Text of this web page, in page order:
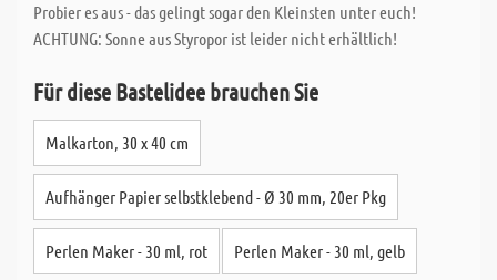
Probier es aus - das gelingt sogar den Kleinsten unter euch!
ACHTUNG: Sonne aus Styropor ist leider nicht erhältlich!
Für diese Bastelidee brauchen Sie
Malkarton, 30 x 40 cm
Aufhänger Papier selbstklebend - Ø 30 mm, 20er Pkg
Perlen Maker - 30 ml, rot Perlen Maker - 30 ml, gelb